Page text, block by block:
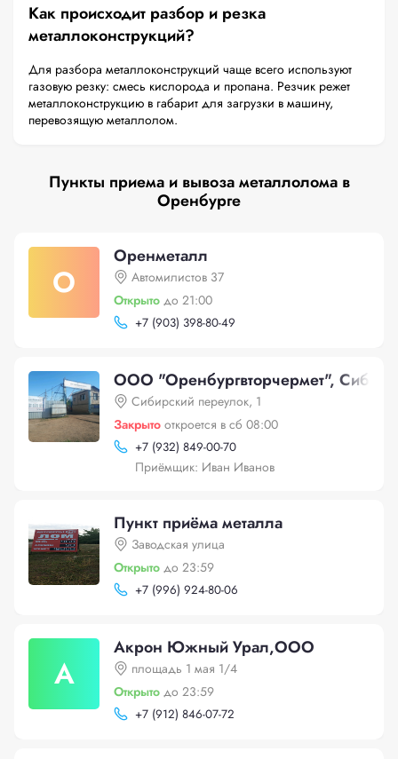
Как происходит разбор и резка
металлоконструкций?
Для разбора металлоконструкций чаще всего используют
газовую резку: смесь кислорода и пропана. Резчик режет
металлоконструкцию в габарит для загрузки в машину,
перевозящую металлолом.
Пункты приема и вывоза металлолома в
Оренбурге
О
Оренметалл
Автомилистов 37
Открыто до 21:00
+7 (903) 398-80-49
ООО "Оренбургвторчермет",
Сибирский переулок, 1
Закрыто откроется в сб 08:00
+7 (932) 849-00-70
Приёмщик: Иван Иванов
Пункт приёма металла
Заводская улица
Открыто до 23:59
+7 (996) 924-80-06
А
Акрон Южный Урал,ООО
площадь 1 мая 1/4
Открыто до 23:59
+7 (912) 846-07-72